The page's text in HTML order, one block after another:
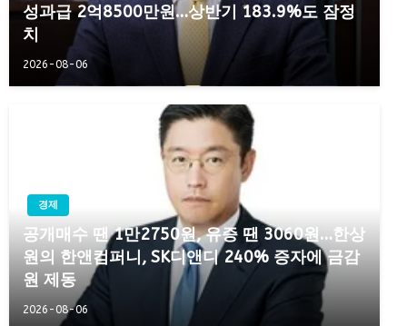
성과급 2억8500만원…상반기 183.9%도 잠정
치
2026-08-06
경제
공개매수 땐 1만2750원, 유증 땐 3060원…한상
원의 한앤컴퍼니, SK디앤디 240% 증자에 금감
원 제동
2026-08-06